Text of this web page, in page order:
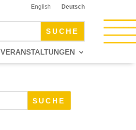
English Deutsch
VERANSTALTUNGEN
SUCHE